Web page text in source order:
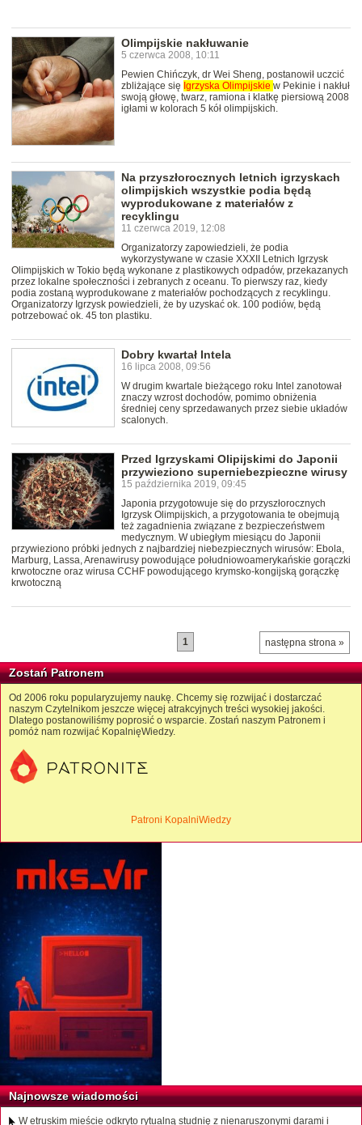
Olimpijskie nakłuwanie
5 czerwca 2008, 10:11
Pewien Chińczyk, dr Wei Sheng, postanowił uczcić
zbliżające się Igrzyska Olimpijskie w Pekinie i nakłuł
swoją głowę, twarz, ramiona i klatkę piersiową 2008
igłami w kolorach 5 kół olimpijskich.
Na przyszłorocznych letnich igrzyskach
olimpijskich wszystkie podia będą
wyprodukowane z materiałów z
recyklingu
11 czerwca 2019, 12:08
Organizatorzy zapowiedzieli, że podia
wykorzystywane w czasie XXXII Letnich Igrzysk
Olimpijskich w Tokio będą wykonane z plastikowych odpadów, przekazanych
przez lokalne społeczności i zebranych z oceanu. To pierwszy raz, kiedy
podia zostaną wyprodukowane z materiałów pochodzących z recyklingu.
Organizatorzy Igrzysk powiedzieli, że by uzyskać ok. 100 podiów, będą
potrzebować ok. 45 ton plastiku.
Dobry kwartał Intela
16 lipca 2008, 09:56
W drugim kwartale bieżącego roku Intel zanotował
znaczy wzrost dochodów, pomimo obniżenia
średniej ceny sprzedawanych przez siebie układów
scalonych.
Przed Igrzyskami Olipijskimi do Japonii
przywieziono superniebezpieczne wirusy
15 października 2019, 09:45
Japonia przygotowuje się do przyszłorocznych
Igrzysk Olimpijskich, a przygotowania te obejmują
też zagadnienia związane z bezpieczeństwem
medycznym. W ubiegłym miesiącu do Japonii
przywieziono próbki jednych z najbardziej niebezpiecznych wirusów: Ebola,
Marburg, Lassa, Arenawirusy powodujące południowoamerykańskie gorączki
krwotoczne oraz wirusa CCHF powodującego krymsko-kongijską gorączkę
krwotoczną
następna strona »
1
Zostań Patronem
Od 2006 roku popularyzujemy naukę. Chcemy się rozwijać i dostarczać
naszym Czytelnikom jeszcze więcej atrakcyjnych treści wysokiej jakości.
Dlatego postanowiliśmy poprosić o wsparcie. Zostań naszym Patronem i
pomóż nam rozwijać KopalnięWiedzy.
Patroni KopalniWiedzy
Najnowsze wiadomości
W etruskim mieście odkryto rytualną studnię z nienaruszonymi darami i